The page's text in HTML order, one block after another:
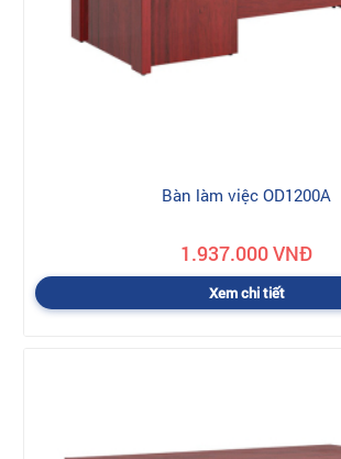
Bàn làm việc OD1200A
1.937.000 VNĐ
Xem chi tiết